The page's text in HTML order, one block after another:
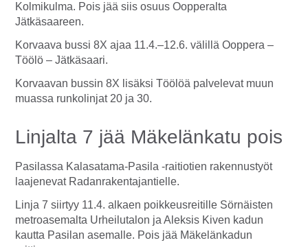
Kolmikulma. Pois jää siis osuus Oopperalta
Jätkäsaareen.
Korvaava bussi 8X ajaa 11.4.–12.6. välillä Ooppera –
Töölö – Jätkäsaari.
Korvaavan bussin 8X lisäksi Töölöä palvelevat muun
muassa runkolinjat 20 ja 30.
Linjalta 7 jää Mäkelänkatu pois
Pasilassa Kalasatama-Pasila -raitiotien rakennustyöt
laajenevat Radanrakentajantielle.
Linja 7 siirtyy 11.4. alkaen poikkeusreitille Sörnäisten
metroasemalta Urheilutalon ja Aleksis Kiven kadun
kautta Pasilan asemalle. Pois jää Mäkelänkadun